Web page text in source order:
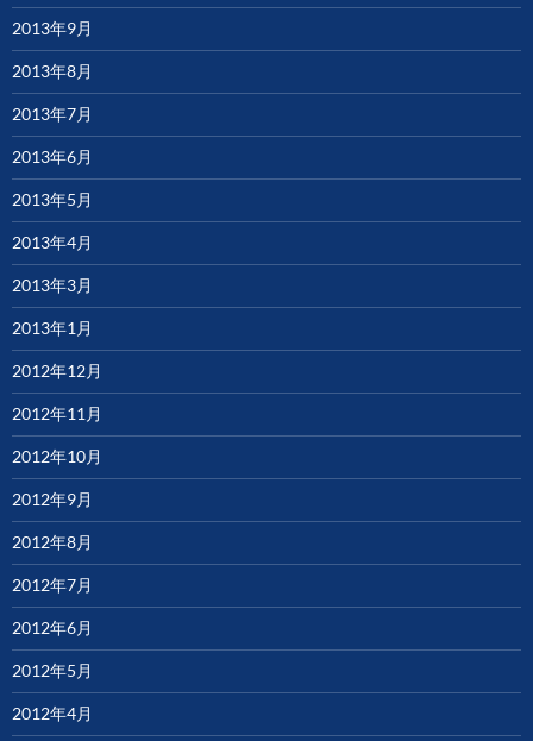
2013年9月
2013年8月
2013年7月
2013年6月
2013年5月
2013年4月
2013年3月
2013年1月
2012年12月
2012年11月
2012年10月
2012年9月
2012年8月
2012年7月
2012年6月
2012年5月
2012年4月